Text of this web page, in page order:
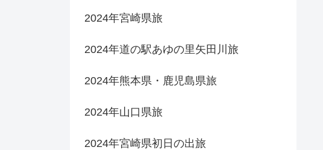
2024年宮崎県旅
2024年道の駅あゆの里矢田川旅
2024年熊本県・鹿児島県旅
2024年山口県旅
2024年宮崎県初日の出旅